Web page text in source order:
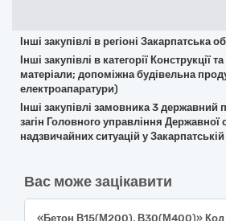
Інші закупівлі в регіоні Закарпатська
Інші закупівлі в категорії Конструкції
матеріали; допоміжна будівельна
електроапаратури)
Інші закупівлі замовника 3
загін Головного управління Державної
надзвичайних ситуацій у Закарпатській
Вас може зацікавити